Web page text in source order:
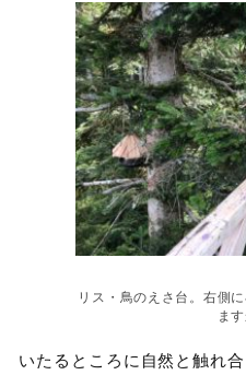
リス・鳥のえさ台。右側
ま
いたるところに自然と触れ